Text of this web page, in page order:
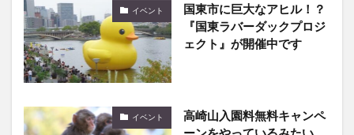
イベント
国東市に巨大なアヒル！？
『国東ラバーダックプロジ
ェクト』が開催中です
イベント
高崎山入園料無料キャンペ